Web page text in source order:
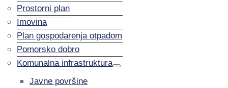
Prostorni plan
Imovina
Plan gospodarenja otpadom
Pomorsko dobro
Komunalna infrastruktura
Javne površine